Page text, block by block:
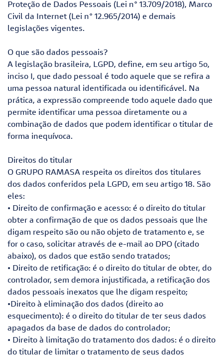
Proteção de Dados Pessoais (Lei n° 13.709/2018), Marco
Civil da Internet (Lei n° 12.965/2014) e demais
legislações vigentes.
O que são dados pessoais?
A legislação brasileira, LGPD, define, em seu artigo 5o,
inciso I, que dado pessoal é todo aquele que se refira a
uma pessoa natural identificada ou identificável. Na
prática, a expressão compreende todo aquele dado que
permite identificar uma pessoa diretamente ou a
combinação de dados que podem identificar o titular de
forma inequívoca.
Direitos do titular
O GRUPO RAMASA respeita os direitos dos titulares
dos dados conferidos pela LGPD, em seu artigo 18. São
eles:
• Direito de confirmação e acesso: é o direito do titular
obter a confirmação de que os dados pessoais que lhe
digam respeito são ou não objeto de tratamento e, se
for o caso, solicitar através de e-mail ao DPO (citado
abaixo), os dados que estão sendo tratados;
• Direito de retificação: é o direito do titular de obter, do
controlador, sem demora injustificada, a retificação dos
dados pessoais inexatos que lhe digam respeito;
•Direito à eliminação dos dados (direito ao
esquecimento): é o direito do titular de ter seus dados
apagados da base de dados do controlador;
• Direito à limitação do tratamento dos dados: é o direito
do titular de limitar o tratamento de seus dados